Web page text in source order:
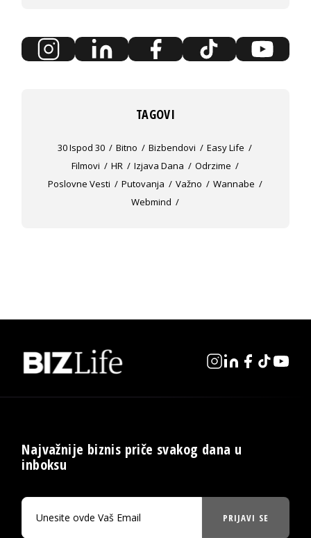
TAGOVI
30 Ispod 30 Bitno Bizbendovi
Easy Life
Filmovi
HR Izjava Dana
Odrzime
Poslovne Vesti
Putovanja Važno
Wannabe
Webmind
Najvažnije biznis priče svakog dana u
inboksu
PRIJAVI SE